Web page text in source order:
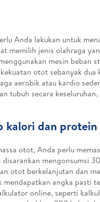
Anda lakukan untuk
memilih jenis olahraga
mesin beban
otot sebanyak dua
aerobik atau kardio
tubuh secara
kalori dan protein
otot, Anda perlu
disarankan mengonsumsi
otot berkelanjutan dan
mendapatkan angka pasti
online, seperti